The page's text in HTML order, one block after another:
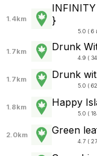
1.4km
}
5.0 ( 6
1.7km Drunk
4.9 (
1.7km Drunk
5.0 (
1.8km Happy
5.0 (
2.0km Green
4.7 (